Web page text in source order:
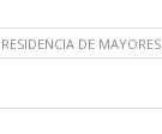
RESIDENCIA DE MAYORES